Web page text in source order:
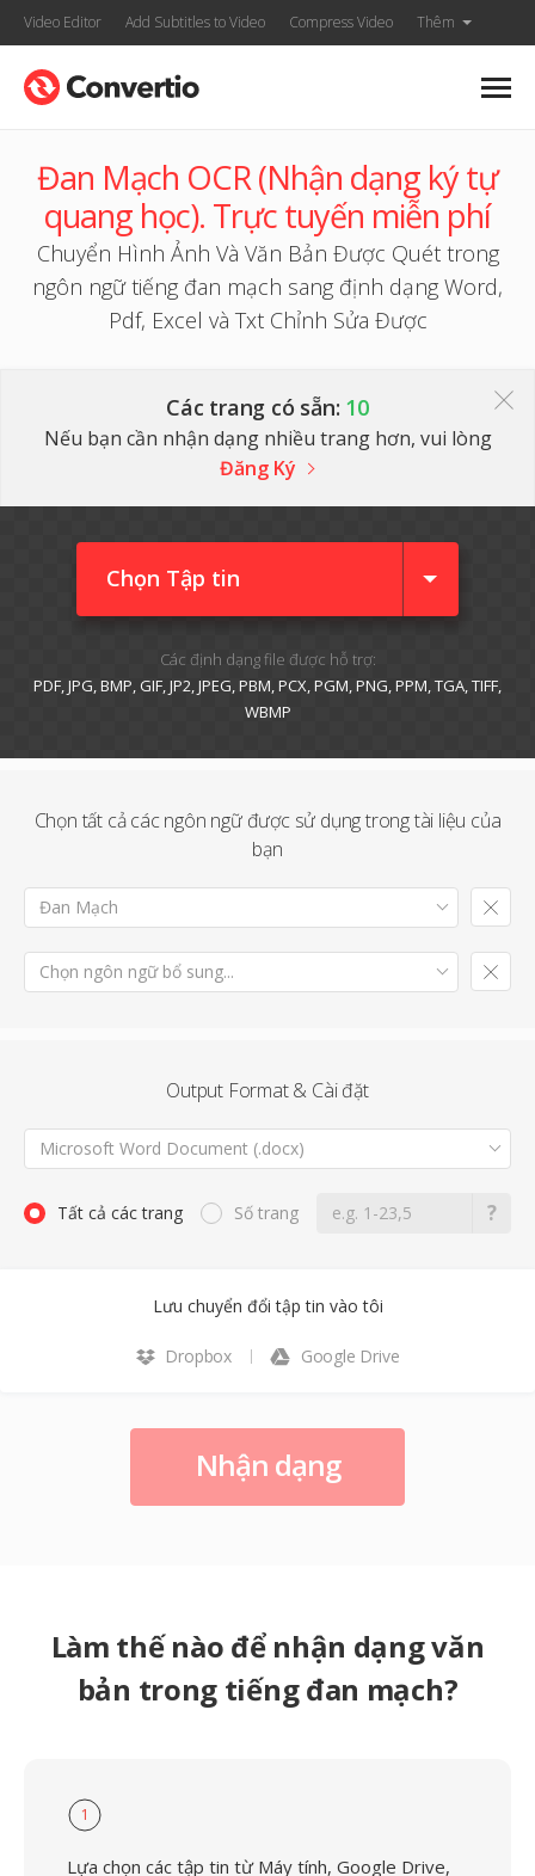
Video Editor Add Subtitles to Video Compress Video Thêm
Đan Mạch OCR (Nhận dạng ký tự
quang học). Trực tuyến miễn phí
Chuyển Hình Ảnh Và Văn Bản Được Quét trong
ngôn ngữ tiếng đan mạch sang định dạng Word,
Pdf, Excel và Txt Chỉnh Sửa Được
Các trang có sẵn: 10
Nếu bạn cần nhận dạng nhiều trang hơn, vui lòng
Đăng Ký
Chọn Tập tin
Các định dạng file được hỗ trợ:
PDF, JPG, BMP, GIF, JP2, JPEG, PBM, PCX, PGM, PNG, PPM, TGA, TIFF,
WBMP
Chọn tất cả các ngôn ngữ được sử dụng trong tài liệu của
bạn
Đan Mạch
Chọn ngôn ngữ bổ sung...
Output Format & Cài đặt
Microsoft Word Document (.docx)
Tất cả các trang Số trang
Lưu chuyển đổi tập tin vào tôi
Dropbox Google Drive
Nhận dạng
Làm thế nào để nhận dạng văn
bản trong tiếng đan mạch?
1
Lựa chọn các tập tin từ Máy tính, Google Drive,